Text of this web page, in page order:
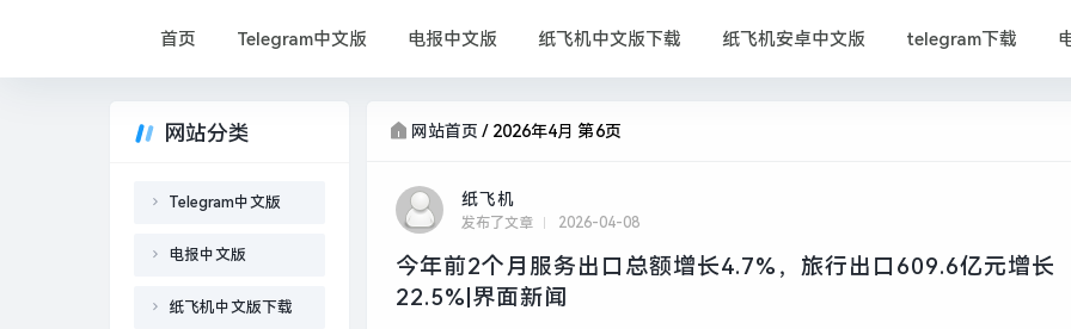
首页 Telegram中文版 电报中文版 纸飞机中文版下载 纸飞机安卓中文版 telegram下载
网站首页 / 2026年4月 第6页
纸飞机
发布了文章 2026-04-08
今年前2个月服务出口总额增长4.7%，旅行出口609.6亿元增长
22.5%|界面新闻
网站分类
Telegram中文版
电报中文版
纸飞机中文版下载